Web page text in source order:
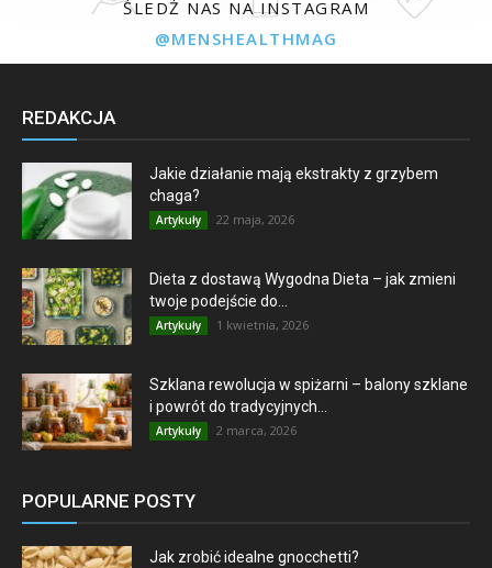
ŚLEDŹ NAS NA INSTAGRAM
@MENSHEALTHMAG
REDAKCJA
Jakie działanie mają ekstrakty z grzybem
chaga?
Artykuły 22 maja, 2026
Dieta z dostawą Wygodna Dieta – jak zmieni
twoje podejście do...
Artykuły 1 kwietnia, 2026
Szklana rewolucja w spiżarni – balony szklane
i powrót do tradycyjnych...
Artykuły 2 marca, 2026
POPULARNE POSTY
Jak zrobić idealne gnocchetti?